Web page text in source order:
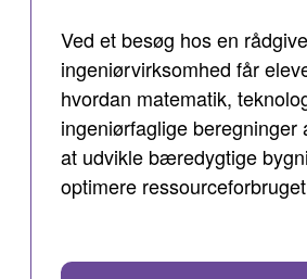
Ved et besøg hos en
ingeniørvirksomhed får
hvordan matematik,
ingeniørfaglige beregninger
at udvikle bæredygtige
optimere